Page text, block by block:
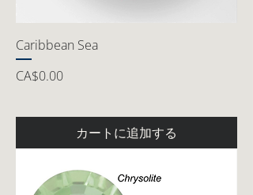
Caribbean Sea
価格
CA$0.00
カートに追加する